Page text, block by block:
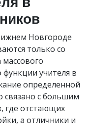
Новгороде
только со
учителя в
определенной
связано с большим
где отстающих
а отличники и